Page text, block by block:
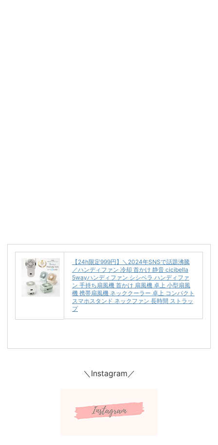
【24h限定999円】＼2024年SNSで話題沸騰
／ハンディファン 冷却 首かけ 静音 cicibella
5wayハンディファン シシベラ ハンディファ
ン 手持ち扇風機 首かけ 扇風機 卓上 小型扇風
機 携帯扇風機 ネッククーラー 卓上 コンパクト
スマホスタンド ネックファン 長時間 ストラッ
プ
＼Instagram／